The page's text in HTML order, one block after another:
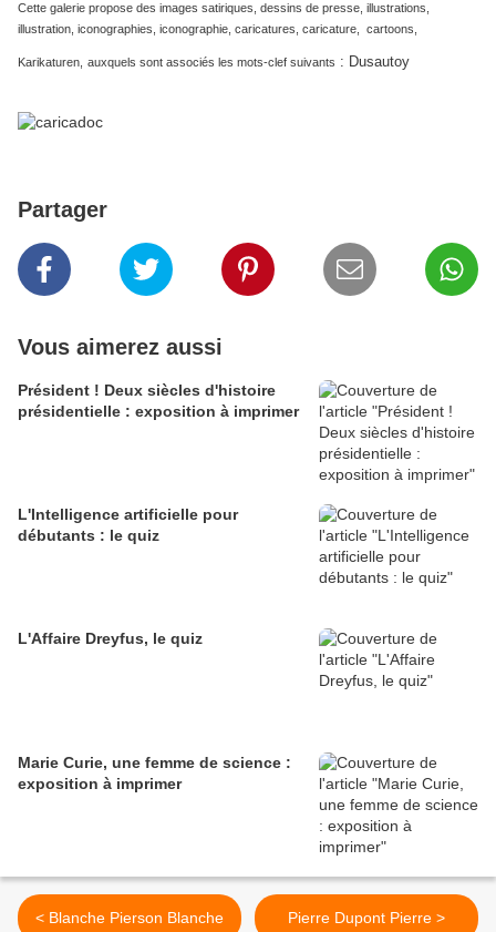
Cette galerie propose des images satiriques, dessins de presse, illustrations,
illustration, iconographies, iconographie, caricatures, caricature, cartoons,
Karikaturen, auxquels sont associés les mots-clef suivants : Dusautoy
Partager
Vous aimerez aussi
Président ! Deux siècles d'histoire
présidentielle : exposition à imprimer
L'Intelligence artificielle pour
débutants : le quiz
L'Affaire Dreyfus, le quiz
Marie Curie, une femme de science :
exposition à imprimer
< Blanche Pierson Blanche Pierre Dupont Pierre >